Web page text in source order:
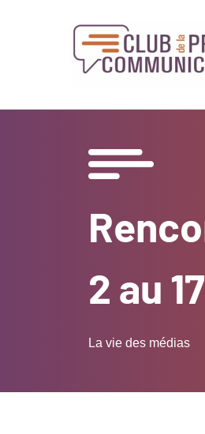
2 au
La vie des médias